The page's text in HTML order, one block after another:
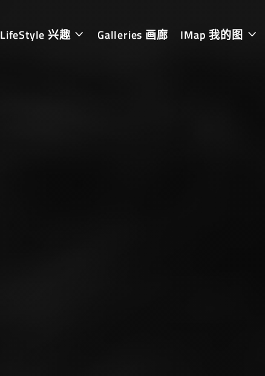
LifeStyle 兴趣 Galleries 画廊 IMap 我的图